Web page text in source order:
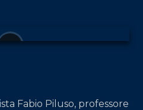
Fabio Piluso, professore